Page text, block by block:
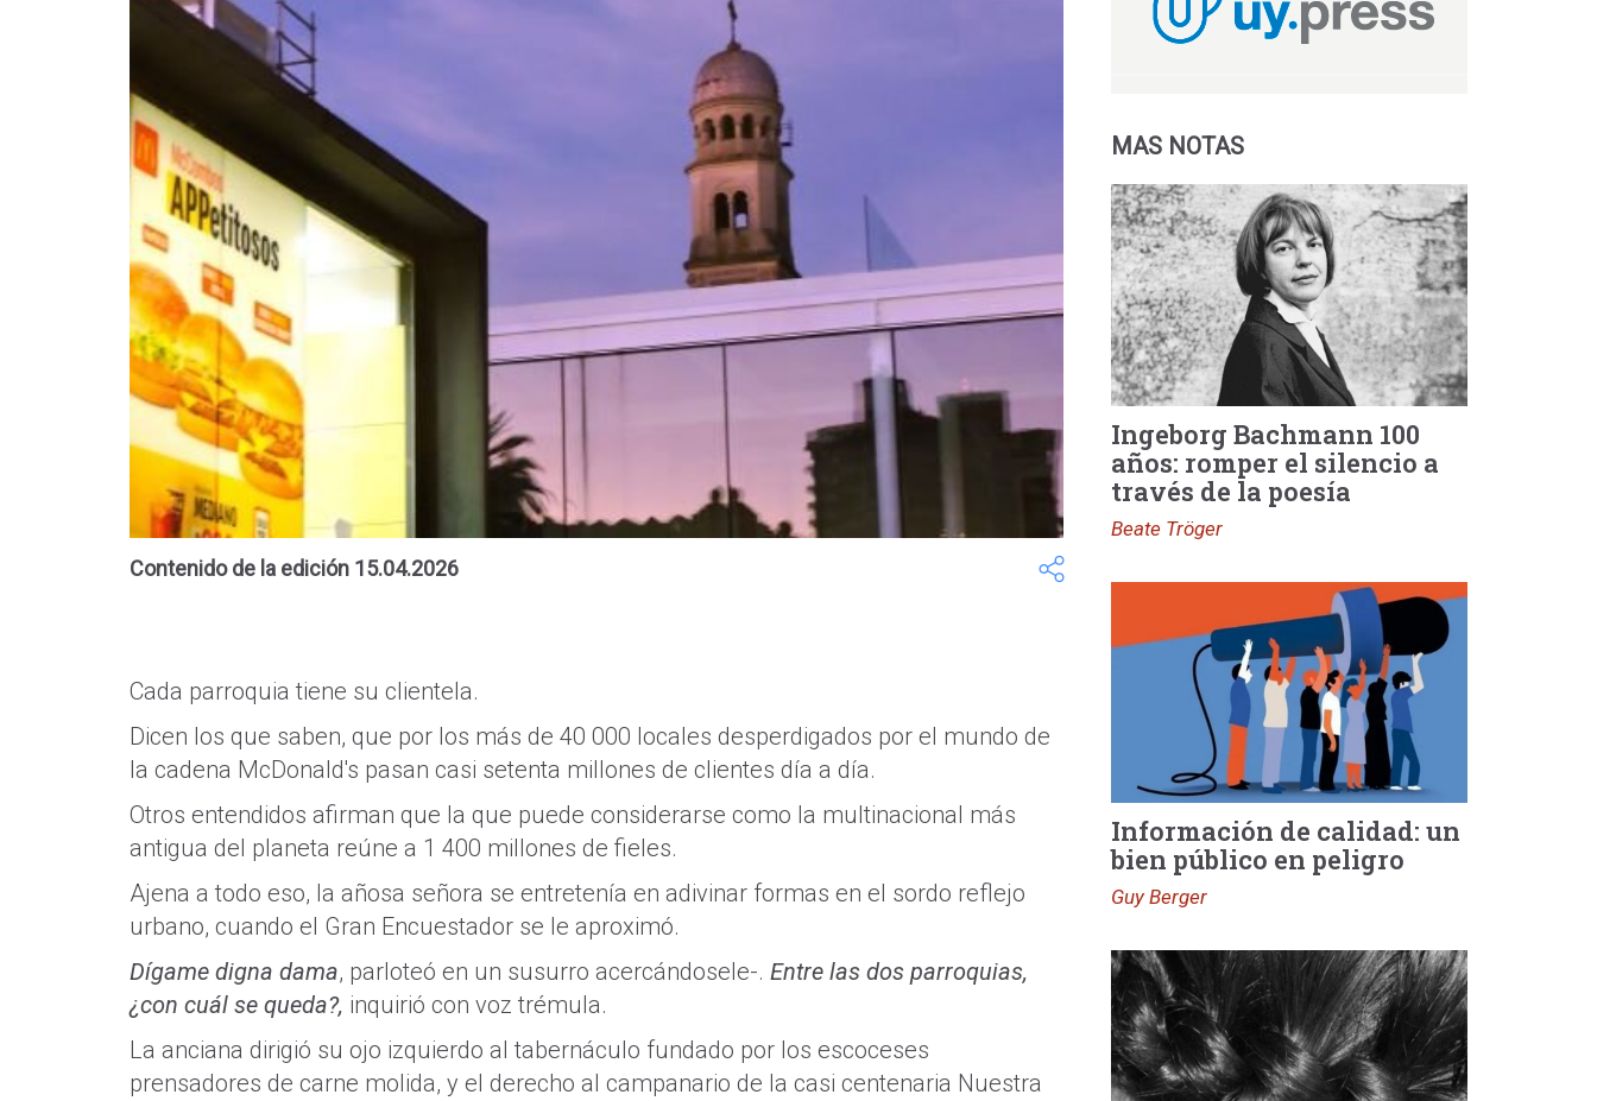
Contenido de la edición 15.04.2026
Cada parroquia tiene su clientela.
Dicen los que saben, que por los más de 40 000 locales desperdigados por el mundo de
la cadena McDonald's pasan casi setenta millones de clientes día a día.
Otros entendidos afirman que la que puede considerarse como la multinacional más
antigua del planeta reúne a 1 400 millones de fieles.
Ajena a todo eso, la añosa señora se entretenía en adivinar formas en el sordo reflejo
urbano, cuando el Gran Encuestador se le aproximó.
Dígame digna dama, parloteó en un susurro acercándosele-. Entre las dos parroquias,
¿con cuál se queda?, inquirió con voz trémula.
La anciana dirigió su ojo izquierdo al tabernáculo fundado por los escoceses
prensadores de carne molida, y el derecho al campanario de la casi centenaria Nuestra
MAS NOTAS
Ingeborg Bachmann 100
años: romper el silencio a
través de la poesía
Beate Tröger
Información de calidad: un
bien público en peligro
Guy Berger